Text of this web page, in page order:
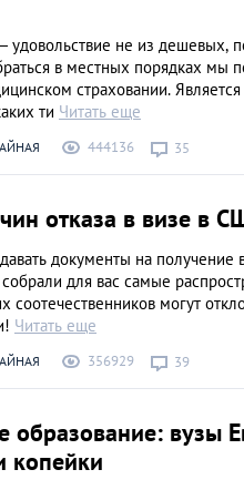
не из дешевых,
в местных порядках мы
страховании.
ти Читать еще
444136 35
отказа в визе в
документы на получение
для вас самые
соотечественников могут
Читать еще
356929 39
образование: вузы
копейки